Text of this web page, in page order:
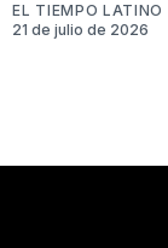
EL TIEMPO LATINO
21 de julio de 2026